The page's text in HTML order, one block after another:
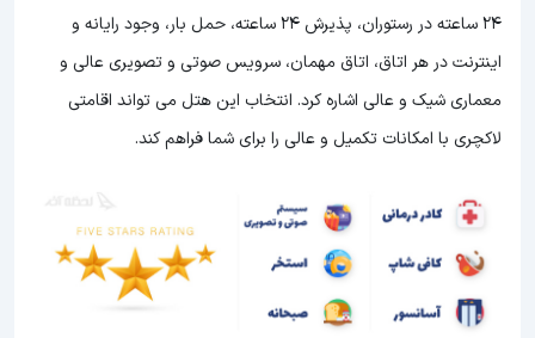
24 ساعته در رستوران، پذیرش 24 ساعته، حمل بار، وجود رایانه و
اینترنت در هر اتاق، اتاق مهمان، سرویس صوتی و تصویری عالی و
معماری شیک و عالی اشاره کرد. انتخاب این هتل می تواند اقامتی
لاکچری با امکانات تکمیل و عالی را برای شما فراهم کند.